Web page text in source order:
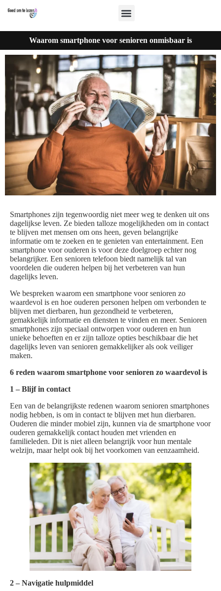
Waarom smartphone voor senioren onmisbaar is
Smartphones zijn tegenwoordig niet meer weg te denken uit ons
dagelijkse leven. Ze bieden talloze mogelijkheden om in contact
te blijven met mensen om ons heen, geven belangrijke
informatie om te zoeken en te genieten van entertainment. Een
smartphone voor ouderen is voor deze doelgroep echter nog
belangrijker. Een senioren telefoon biedt namelijk tal van
voordelen die ouderen helpen bij het verbeteren van hun
dagelijks leven.
We bespreken waarom een smartphone voor senioren zo
waardevol is en hoe ouderen personen helpen om verbonden te
blijven met dierbaren, hun gezondheid te verbeteren,
gemakkelijk informatie en diensten te vinden en meer. Senioren
smartphones zijn speciaal ontworpen voor ouderen en hun
unieke behoeften en er zijn talloze opties beschikbaar die het
dagelijks leven van senioren gemakkelijker als ook veiliger
maken.
6 reden waarom smartphone voor senioren zo waardevol is
1 – Blijf in contact
Een van de belangrijkste redenen waarom senioren smartphones
nodig hebben, is om in contact te blijven met hun dierbaren.
Ouderen die minder mobiel zijn, kunnen via de smartphone voor
ouderen gemakkelijk contact houden met vrienden en
familieleden. Dit is niet alleen belangrijk voor hun mentale
welzijn, maar helpt ook bij het voorkomen van eenzaamheid.
2 – Navigatie hulpmiddel